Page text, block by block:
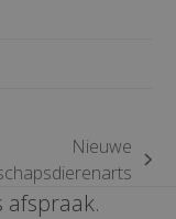
Nieuwe
afspraak.